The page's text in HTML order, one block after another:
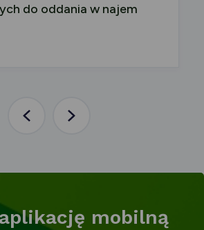
do oddania w najem
PoprzedniaNastępna
mobilną